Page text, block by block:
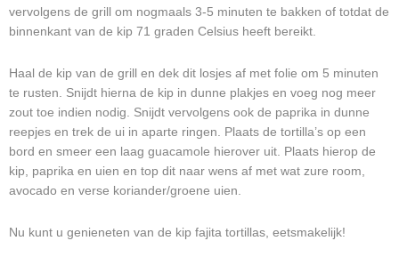
vervolgens de grill om nogmaals 3-5 minuten te bakken of totdat de
binnenkant van de kip 71 graden Celsius heeft bereikt.
Haal de kip van de grill en dek dit losjes af met folie om 5 minuten
te rusten. Snijdt hierna de kip in dunne plakjes en voeg nog meer
zout toe indien nodig. Snijdt vervolgens ook de paprika in dunne
reepjes en trek de ui in aparte ringen. Plaats de tortilla’s op een
bord en smeer een laag guacamole hierover uit. Plaats hierop de
kip, paprika en uien en top dit naar wens af met wat zure room,
avocado en verse koriander/groene uien.
Nu kunt u genieneten van de kip fajita tortillas, eetsmakelijk!